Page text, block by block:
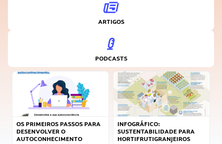
ARTIGOS
PODCASTS
OS PRIMEIROS PASSOS PARA
DESENVOLVER O
AUTOCONHECIMENTO
INFOGRÁFICO:
SUSTENTABILIDADE PARA
HORTIFRUTIGRANJEIROS